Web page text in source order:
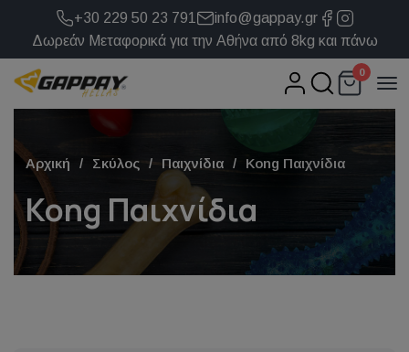
+30 229 50 23 791
info@gappay.gr
Δωρεάν Μεταφορικά για την Αθήνα από 8kg και πάνω
0
Αρχική Σκύλος Παιχνίδια Kong Παιχνίδια
Kong Παιχνίδια